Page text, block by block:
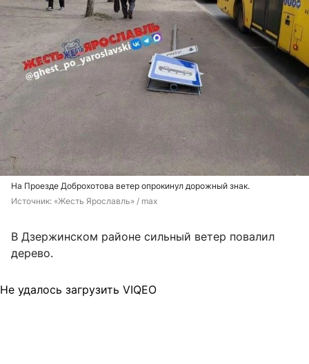
На Проезде Доброхотова ветер опрокинул дорожный знак.
Источник: «Жесть Ярославль» / max
В Дзержинском районе сильный ветер повалил
дерево.
Не удалось загрузить VIQEO